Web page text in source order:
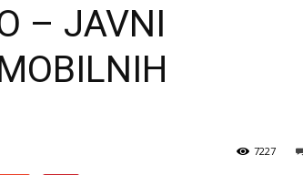
– JAVNI
7227